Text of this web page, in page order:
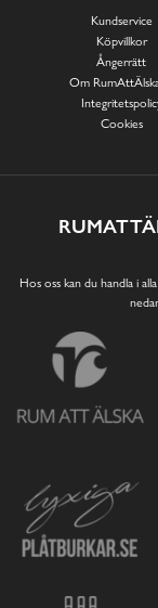
Kundservice
Köpvillkor
Ångerrätt
Om
Cookies
Hos oss kan du handla i